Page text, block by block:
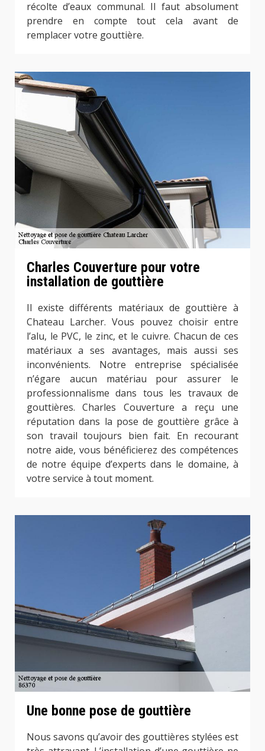
récolte d’eaux communal. Il faut absolument
prendre en compte tout cela avant de
remplacer votre gouttière.
Charles Couverture pour votre
installation de gouttière
Il existe différents matériaux de gouttière à
Chateau Larcher. Vous pouvez choisir entre
l’alu, le PVC, le zinc, et le cuivre. Chacun de ces
matériaux a ses avantages, mais aussi ses
inconvénients. Notre entreprise spécialisée
n’égare aucun matériau pour assurer le
professionnalisme dans tous les travaux de
gouttières. Charles Couverture a reçu une
réputation dans la pose de gouttière grâce à
son travail toujours bien fait. En recourant
notre aide, vous bénéficierez des compétences
de notre équipe d’experts dans le domaine, à
votre service à tout moment.
Une bonne pose de gouttière
Nous savons qu’avoir des gouttières stylées est